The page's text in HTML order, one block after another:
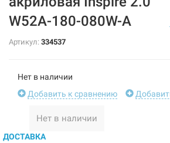
W52A-180-080W-A
Артикул: 334537
Нет в наличии
Добавить к сравнению
Нет в наличии
ДОСТАВКА